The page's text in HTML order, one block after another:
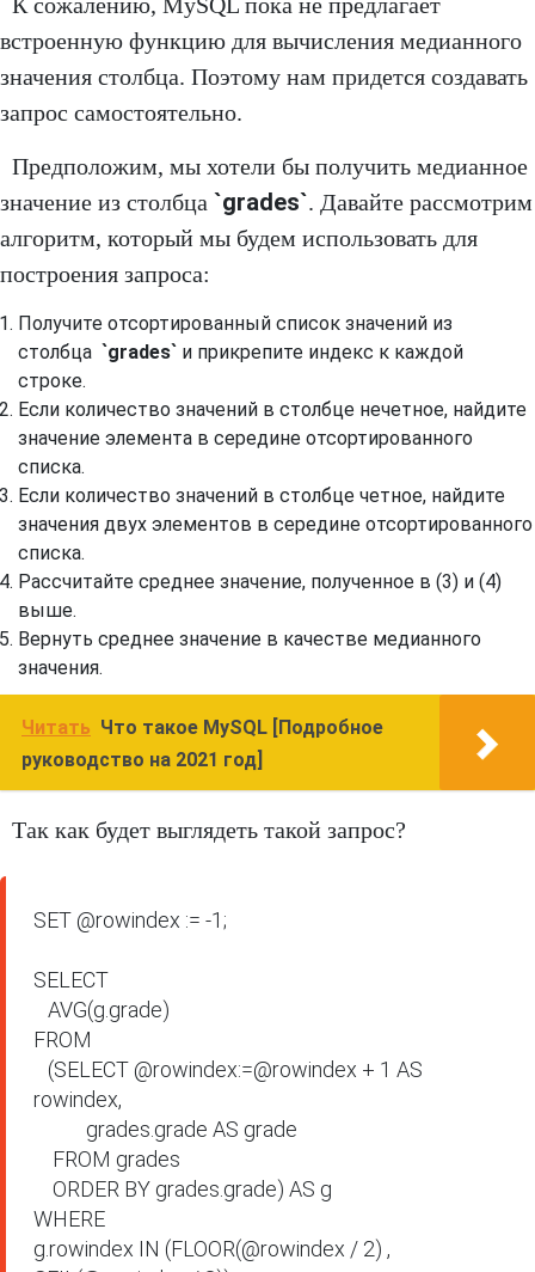
встроенную функцию для вычисления медианного
значения столбца. Поэтому нам придется создавать
запрос самостоятельно.
Предположим, мы хотели бы получить медианное
значение из столбца `grades`. Давайте рассмотрим
алгоритм, который мы будем использовать для
построения запроса:
Получите отсортированный список значений из
столбца `grades` и прикрепите индекс к каждой
строке.
Если количество значений в столбце нечетное, найдите
значение элемента в середине отсортированного
списка.
Если количество значений в столбце четное, найдите
значения двух элементов в середине отсортированного
списка.
Рассчитайте среднее значение, полученное в (3) и (4)
выше.
Вернуть среднее значение в качестве медианного
значения.
Читать Что такое MySQL [Подробное
руководство на 2021 год]
Так как будет выглядеть такой запрос?
SET @rowindex := -1;
SELECT
AVG(g.grade)
FROM
(SELECT @rowindex:=@rowindex + 1 AS
rowindex,
grades.grade AS grade
FROM grades
ORDER BY grades.grade) AS g
WHERE
g.rowindex IN (FLOOR(@rowindex / 2) ,